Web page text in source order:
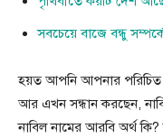
সবচেয়ে বাজে বন্ধু
হয়ত আপনি আপনার পরিচিত
আর এখন সন্ধান করছেন,
নাবিল নামের আরবি অর্থ কি?